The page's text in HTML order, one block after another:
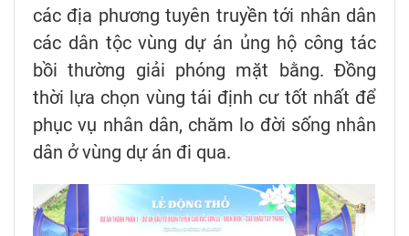
các địa phương tuyên truyền tới nhân dân
các dân tộc vùng dự án ủng hộ công tác
bồi thường giải phóng mặt bằng. Đồng
thời lựa chọn vùng tái định cư tốt nhất để
phục vụ nhân dân, chăm lo đời sống nhân
dân ở vùng dự án đi qua.